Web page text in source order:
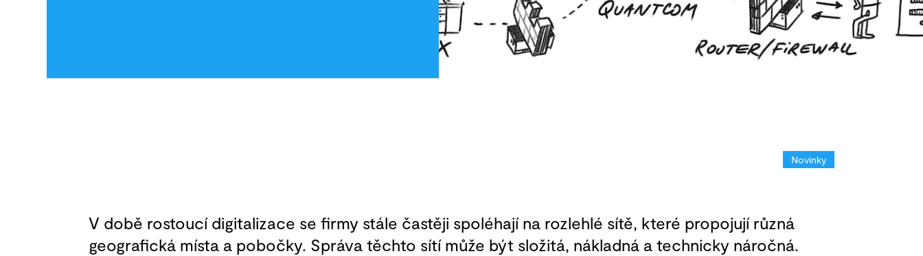
Novinky
V době rostoucí digitalizace se firmy stále častěji spoléhají na rozlehlé sítě, které propojují různá
geografická místa a pobočky. Správa těchto sítí může být složitá, nákladná a technicky náročná.